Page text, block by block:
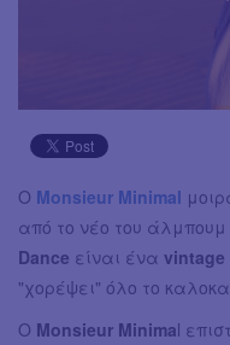
Ο Monsieur Minimal
από το νέο του άλμπουμ
Dance είναι ένα vintage
"χορέψει" όλο το
O Monsieur Minimal